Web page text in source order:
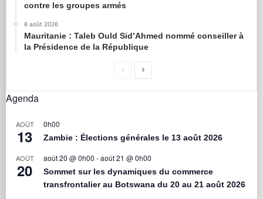
contre les groupes armés
6 août 2026
Mauritanie : Taleb Ould Sid’Ahmed nommé conseiller à
la Présidence de la République
Agenda
AOÛT
13
0h00
Zambie : Élections générales le 13 août 2026
AOÛT
20
août 20 @ 0h00 -août 21 @ 0h00
Sommet sur les dynamiques du commerce
transfrontalier au Botswana du 20 au 21 août 2026